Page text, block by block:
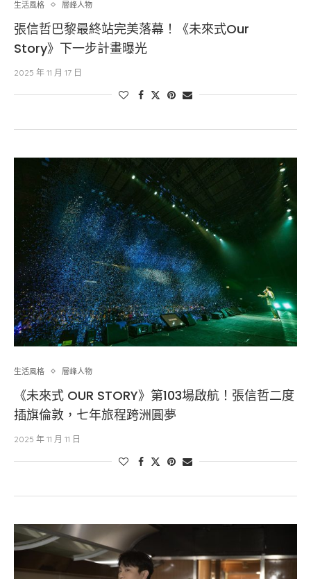
生活風格 層峰⼈物
張信哲巴黎最終站完美落幕！《未來式Our
Story》下一步計畫曝光
2025 年 11 月 17 日
生活風格 層峰⼈物
《未來式 OUR STORY》第103場啟航！張信哲二度
插旗倫敦，七年旅程跨洲圓夢
2025 年 11 月 11 日